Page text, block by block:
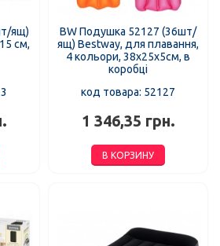
ящ)
см,
BW Подушка 52127 (36шт/
ящ) Bestway, для плавання,
4 кольори, 38х25х5см, в
коробці
код товара: 52127
1 346,35 грн.
В КОРЗИНУ